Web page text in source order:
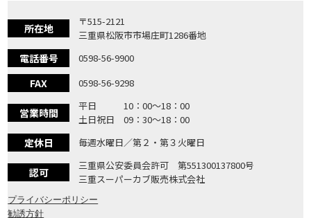
所在地
〒515-2121
三重県松阪市市場庄町1286番地
電話番号 0598-56-9900
FAX 0598-56-9298
営業時間
平日 10：00〜18：00
土日祝日 09：30〜18：00
定休日 毎週水曜日／第２・第３火曜日
認可
三重県公安委員会許可 第551300137800号
三重スーパーカブ販売株式会社
プライバシーポリシー
勧誘方針